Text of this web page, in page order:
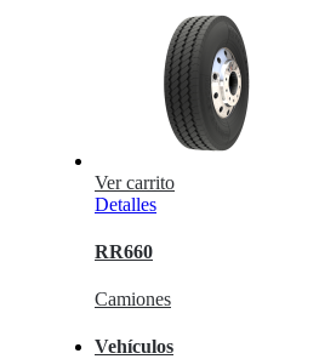
Ver carrito
Detalles
RR660
Camiones
Vehículos